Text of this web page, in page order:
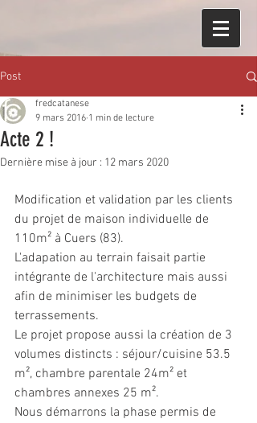
Post
Acte 2 !
fredcatanese
9 mars 2016 1 min de lecture
Dernière mise à jour : 12 mars 2020
Modification et validation par les clients
du projet de maison individuelle de
110m² à Cuers (83).
L'adapation au terrain faisait partie
intégrante de l'architecture mais aussi
afin de minimiser les budgets de
terrassements.
Le projet propose aussi la création de 3
volumes distincts : séjour/cuisine 53.5
m², chambre parentale 24m² et
chambres annexes 25 m².
Nous démarrons la phase permis de